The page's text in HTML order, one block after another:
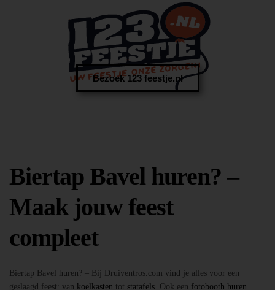
Bezoek 123 feestje.nl
Biertap Bavel huren? –
Maak jouw feest
compleet
Biertap Bavel huren? – Bij Druiventros.com vind je alles voor een
geslaagd feest: van koelkasten tot statafels. Ook een fotobooth huren